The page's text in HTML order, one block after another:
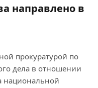
направлено в
прокуратурой по
дела в отношении
национальной